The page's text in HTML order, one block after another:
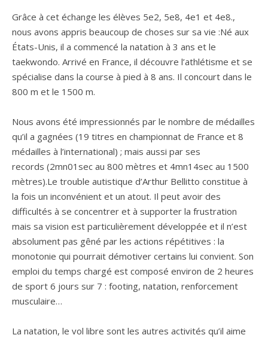
Grâce à cet échange les élèves 5e2, 5e8, 4e1 et 4e8.,
nous avons appris beaucoup de choses sur sa vie :Né aux
États-Unis, il a commencé la natation à 3 ans et le
taekwondo. Arrivé en France, il découvre l’athlétisme et se
spécialise dans la course à pied à 8 ans. Il concourt dans le
800 m et le 1500 m.
Nous avons été impressionnés par le nombre de médailles
qu’il a gagnées (19 titres en championnat de France et 8
médailles à l’international) ; mais aussi par ses
records (2mn01sec au 800 mètres et 4mn14sec au 1500
mètres).Le trouble autistique d’Arthur Bellitto constitue à
la fois un inconvénient et un atout. Il peut avoir des
difficultés à se concentrer et à supporter la frustration
mais sa vision est particulièrement développée et il n’est
absolument pas gêné par les actions répétitives : la
monotonie qui pourrait démotiver certains lui convient. Son
emploi du temps chargé est composé environ de 2 heures
de sport 6 jours sur 7 : footing, natation, renforcement
musculaire…
La natation, le vol libre sont les autres activités qu’il aime